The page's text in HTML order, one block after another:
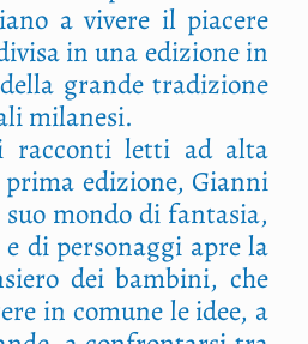
a vivere il piacere
in una edizione in
grande tradizione
milanesi.
racconti letti ad alta
prima edizione, Gianni
mondo di fantasia,
di personaggi apre la
dei bambini, che
in comune le idee, a